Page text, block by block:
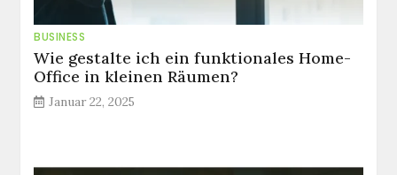
BUSINESS
Wie gestalte ich ein funktionales Home-
Office in kleinen Räumen?
Januar 22, 2025